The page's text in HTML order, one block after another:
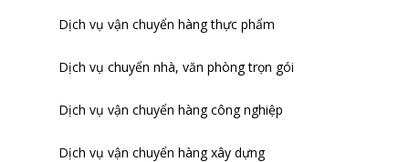
Dịch vụ vận chuyển hàng thực phẩm
Dịch vụ chuyển nhà, văn phòng trọn gói
Dịch vụ vận chuyển hàng công nghiệp
Dịch vụ vận chuyển hàng xây dựng